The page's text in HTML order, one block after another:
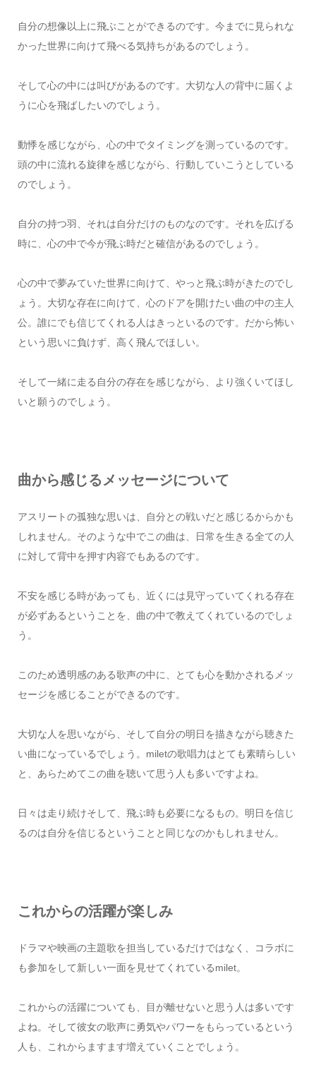
自分の想像以上に飛ぶことができるのです。今までに見られな
かった世界に向けて飛べる気持ちがあるのでしょう。
そして心の中には叫びがあるのです。大切な人の背中に届くよ
うに心を飛ばしたいのでしょう。
動悸を感じながら、心の中でタイミングを測っているのです。
頭の中に流れる旋律を感じながら、行動していこうとしている
のでしょう。
自分の持つ羽、それは自分だけのものなのです。それを広げる
時に、心の中で今が飛ぶ時だと確信があるのでしょう。
心の中で夢みていた世界に向けて、やっと飛ぶ時がきたのでし
ょう。大切な存在に向けて、心のドアを開けたい曲の中の主人
公。誰にでも信じてくれる人はきっといるのです。だから怖い
という思いに負けず、高く飛んでほしい。
そして一緒に走る自分の存在を感じながら、より強くいてほし
いと願うのでしょう。
曲から感じるメッセージについて
アスリートの孤独な思いは、自分との戦いだと感じるからかも
しれません。そのような中でこの曲は、日常を生きる全ての人
に対して背中を押す内容でもあるのです。
不安を感じる時があっても、近くには見守っていてくれる存在
が必ずあるということを、曲の中で教えてくれているのでしょ
う。
このため透明感のある歌声の中に、とても心を動かされるメッ
セージを感じることができるのです。
大切な人を思いながら、そして自分の明日を描きながら聴きた
い曲になっているでしょう。miletの歌唱力はとても素晴らしい
と、あらためてこの曲を聴いて思う人も多いですよね。
日々は走り続けそして、飛ぶ時も必要になるもの。明日を信じ
るのは自分を信じるということと同じなのかもしれません。
これからの活躍が楽しみ
ドラマや映画の主題歌を担当しているだけではなく、コラボに
も参加をして新しい一面を見せてくれているmilet。
これからの活躍についても、目が離せないと思う人は多いです
よね。そして彼女の歌声に勇気やパワーをもらっているという
人も、これからますます増えていくことでしょう。